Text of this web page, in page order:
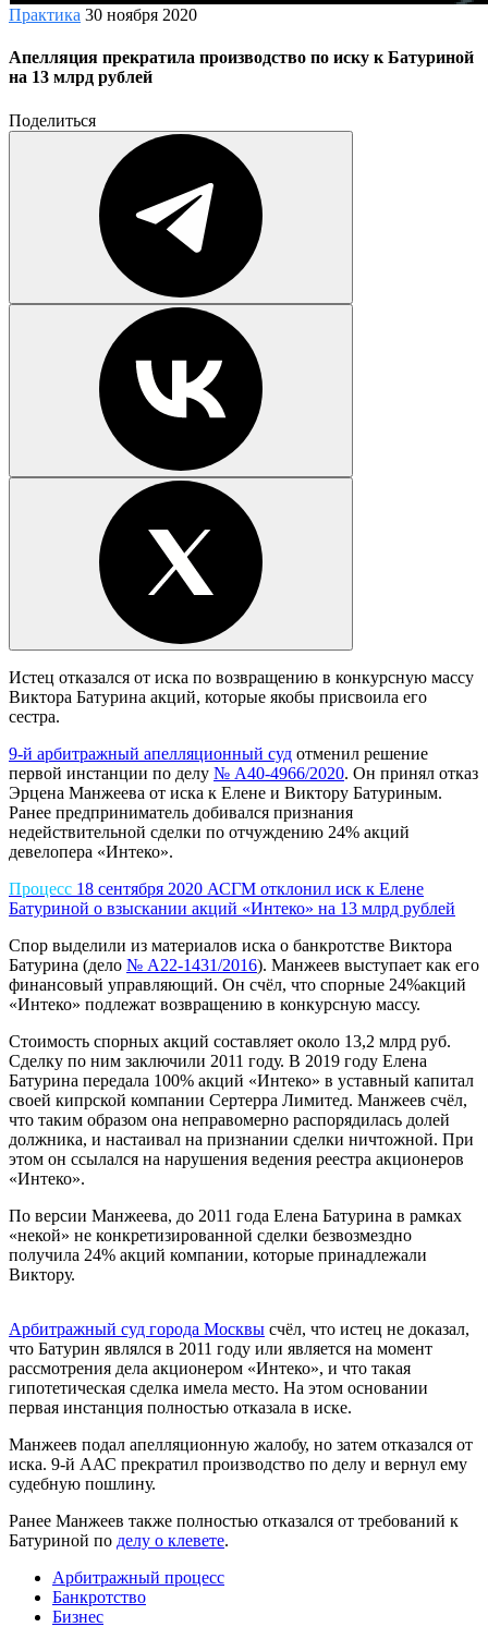
Практика 30 ноября 2020
Апелляция прекратила производство по иску к Батуриной
на 13 млрд рублей
Поделиться
Истец отказался от иска по возвращению в конкурсную массу
Виктора Батурина акций, которые якобы присвоила его
сестра.
9-й арбитражный апелляционный суд отменил решение
первой инстанции по делу № А40-4966/2020. Он принял отказ
Эрцена Манжеева от иска к Елене и Виктору Батуриным.
Ранее предприниматель добивался признания
недействительной сделки по отчуждению 24% акций
девелопера «Интеко».
Процесс 18 сентября 2020 АСГМ отклонил иск к Елене
Батуриной о взыскании акций «Интеко» на 13 млрд рублей
Спор выделили из материалов иска о банкротстве Виктора
Батурина (дело № А22-1431/2016). Манжеев выступает как его
финансовый управляющий. Он счёл, что спорные 24%акций
«Интеко» подлежат возвращению в конкурсную массу.
Стоимость спорных акций составляет около 13,2 млрд руб.
Сделку по ним заключили 2011 году. В 2019 году Елена
Батурина передала 100% акций «Интеко» в уставный капитал
своей кипрской компании Сертерра Лимитед. Манжеев счёл,
что таким образом она неправомерно распорядилась долей
должника, и настаивал на признании сделки ничтожной. При
этом он ссылался на нарушения ведения реестра акционеров
«Интеко».
По версии Манжеева, до 2011 года Елена Батурина в рамках
«некой» не конкретизированной сделки безвозмездно
получила 24% акций компании, которые принадлежали
Виктору.
Арбитражный суд города Москвы счёл, что истец не доказал,
что Батурин являлся в 2011 году или является на момент
рассмотрения дела акционером «Интеко», и что такая
гипотетическая сделка имела место. На этом основании
первая инстанция полностью отказала в иске.
Манжеев подал апелляционную жалобу, но затем отказался от
иска. 9-й ААС прекратил производство по делу и вернул ему
судебную пошлину.
Ранее Манжеев также полностью отказался от требований к
Батуриной по делу о клевете.
Арбитражный процесс
Банкротство
Бизнес